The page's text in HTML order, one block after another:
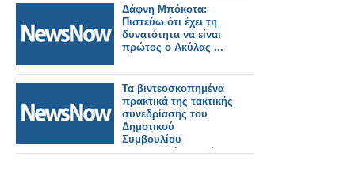
Δάφνη Μπόκοτα:
Πιστεύω ότι έχει τη
δυνατότητα να είναι
πρώτος ο Ακύλας ...
Τα βιντεοσκοπημένα
πρακτικά της τακτικής
συνεδρίασης του
Δημοτικού
Συμβουλίου
Παρασκευή 15 Μαΐου